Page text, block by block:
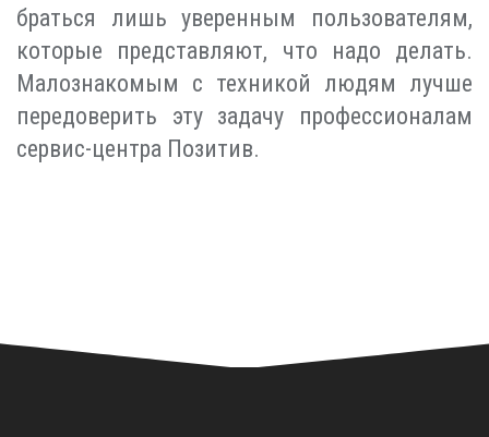
браться лишь уверенным пользователям,
которые представляют, что надо делать.
Малознакомым с техникой людям лучше
передоверить эту задачу профессионалам
сервис-центра Позитив.